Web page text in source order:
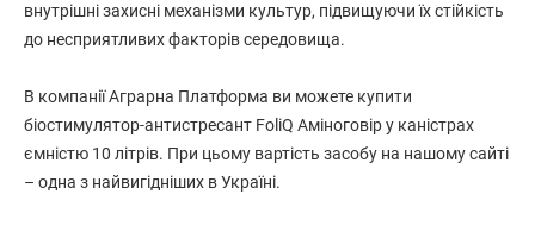
внутрішні захисні механізми культур, підвищуючи їх стійкість
до несприятливих факторів середовища.
В компанії Аграрна Платформа ви можете купити
біостимулятор-антистресант FoliQ Аміноговір у каністрах
ємністю 10 літрів. При цьому вартість засобу на нашому сайті
– одна з найвигідніших в Україні.